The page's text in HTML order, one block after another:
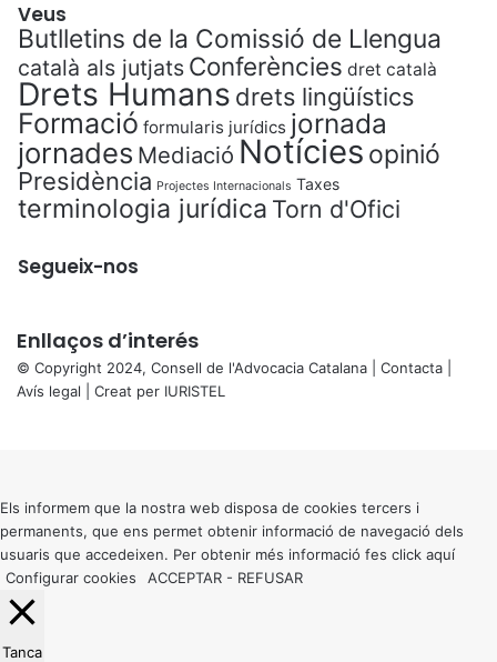
Veus
Butlletins de la Comissió de Llengua
català als jutjats Conferències dret català
Drets Humans drets lingüístics
Formació formularis jurídics jornada
jornades Mediació Notícies opinió
Presidència Projectes Internacionals Taxes
terminologia jurídica Torn d'Ofici
Segueix-nos
Enllaços d’interés
© Copyright 2024, Consell de l'Advocacia Catalana | Contacta
Avís legal | Creat per IURISTEL
button
Els informem que la nostra web disposa de cookies tercers i
permanents, que ens permet obtenir informació de navegació dels
usuaris que accedeixen. Per obtenir més informació fes click aquí
Configurar cookies
ACCEPTAR - REFUSAR
Tanca